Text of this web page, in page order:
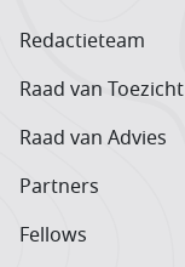
Redactieteam
Raad van Toezicht
Raad van Advies
Partners
Fellows